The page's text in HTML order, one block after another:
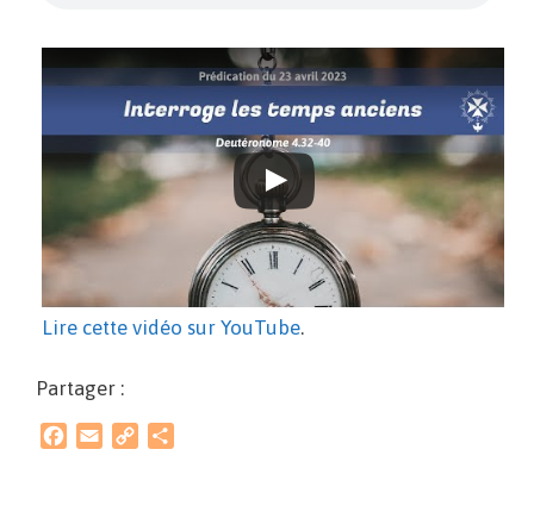
Lire cette vidéo sur YouTube.
Partager :